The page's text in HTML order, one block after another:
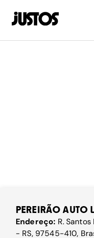
PEREIRÃO AUTO
Endereço: R.
- RS, 97545-410,